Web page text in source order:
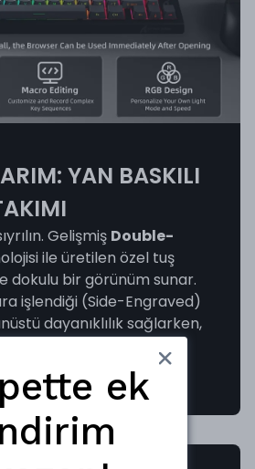
YAN BASKILI
Gelişmiş Double-
ile üretilen özel tuş
dokulu bir görünüm sunar.
işlendiği (Side-Engraved)
dayanıklılık sağlarken,
solmayacağını garanti
ek